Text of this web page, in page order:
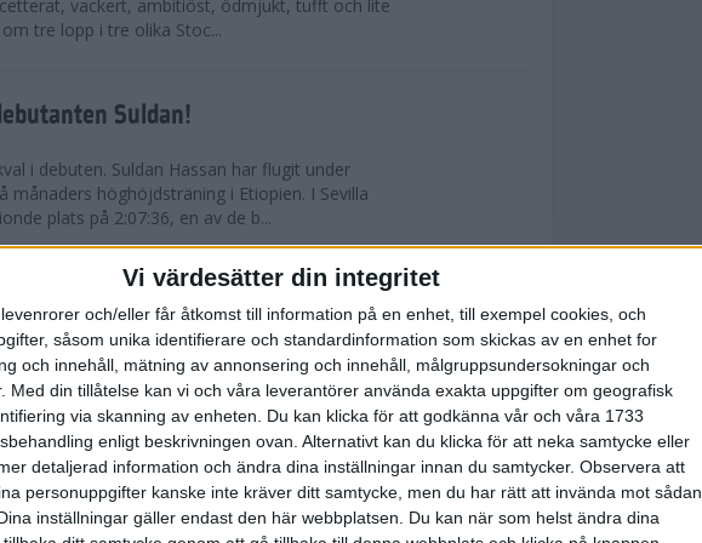
Vi värdesätter din integritet
och/eller får åtkomst till information på en enhet, till exempel cookies, och
såsom unika identifierare och standardinformation som skickas av en enhet for
och innehåll, mätning av annonsering och innehåll, målgruppsundersokningar och
Med din tillåtelse kan vi och våra leverantörer använda exakta uppgifter om geografisk
via skanning av enheten. Du kan klicka för att godkänna vår och våra 1733
enligt beskrivningen ovan. Alternativt kan du klicka för att neka samtycke eller
detaljerad information och ändra dina inställningar innan du samtycker. Observera att
personuppgifter kanske inte kräver ditt samtycke, men du har rätt att invända mot sådan
inställningar gäller endast den här webbplatsen. Du kan när som helst ändra dina
vackert, ambitiöst, ödmjukt, tufft och lite
tre lopp i tre olika Stoc...
Suldan!
i debuten. Suldan Hassan har flugit under
månaders höghöjdsträning i Etiopien. I Sevilla
plats på 2:07:36, en av de b...
Marathon utvecklades till den mest
maratons historia. Suldan Hassan
rekord, 2:07:36. Även Carolina Wikström klarade
utmanande intervaller på skidor